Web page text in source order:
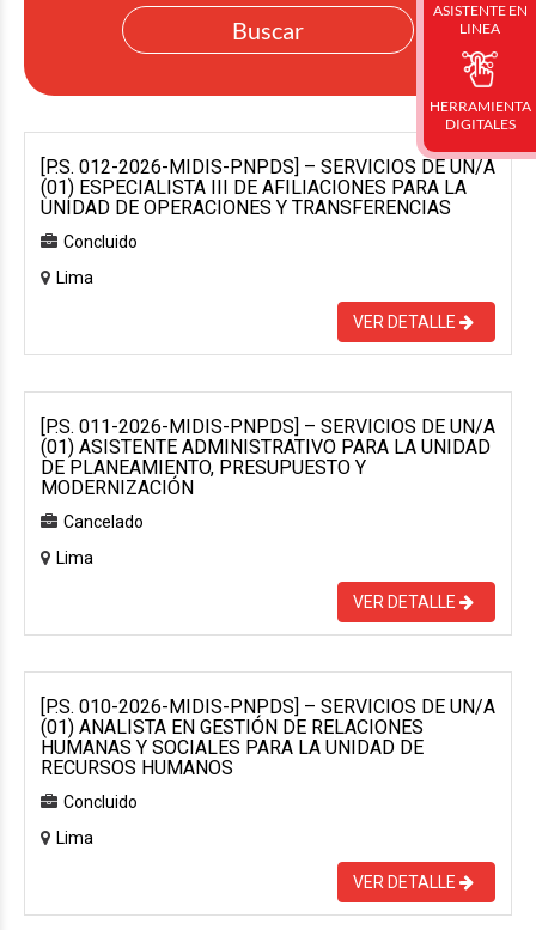
[P.S. 012-2026-MIDIS-PNPDS] – SERVICIOS DE UN/A
(01) ESPECIALISTA III DE AFILIACIONES PARA LA
UNIDAD DE OPERACIONES Y TRANSFERENCIAS
Concluido
Lima
VER DETALLE
[P.S. 011-2026-MIDIS-PNPDS] – SERVICIOS DE UN/A
(01) ASISTENTE ADMINISTRATIVO PARA LA UNIDAD
DE PLANEAMIENTO, PRESUPUESTO Y
MODERNIZACIÓN
Cancelado
Lima
VER DETALLE
[P.S. 010-2026-MIDIS-PNPDS] – SERVICIOS DE UN/A
(01) ANALISTA EN GESTIÓN DE RELACIONES
HUMANAS Y SOCIALES PARA LA UNIDAD DE
RECURSOS HUMANOS
Concluido
Lima
VER DETALLE
ASISTENTE EN
LINEA
HERRAMIENTA
DIGITALES